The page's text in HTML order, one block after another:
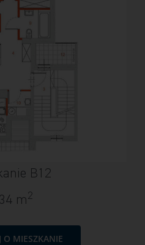
B12
m2
O MIESZKANIE